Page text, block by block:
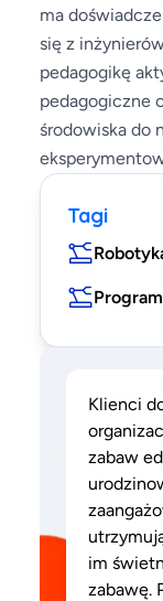
ma
się z
pedagogikę
pedagogiczne
środowiska do
Tagi
Klienci
zabaw
im
zabawę.